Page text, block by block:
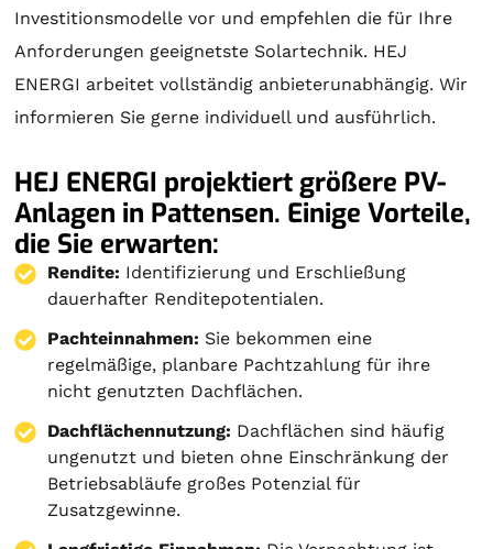
Investitionsmodelle vor und empfehlen die für Ihre
Anforderungen geeignetste Solartechnik. HEJ
ENERGI arbeitet vollständig anbieterunabhängig. Wir
informieren Sie gerne individuell und ausführlich.
HEJ ENERGI projektiert größere PV-
Anlagen in Pattensen. Einige Vorteile,
die Sie erwarten:
Rendite: Identifizierung und Erschließung
dauerhafter Renditepotentialen.
Pachteinnahmen: Sie bekommen eine
regelmäßige, planbare Pachtzahlung für ihre
nicht genutzten Dachflächen.
Dachflächennutzung: Dachflächen sind häufig
ungenutzt und bieten ohne Einschränkung der
Betriebsabläufe großes Potenzial für
Zusatzgewinne.